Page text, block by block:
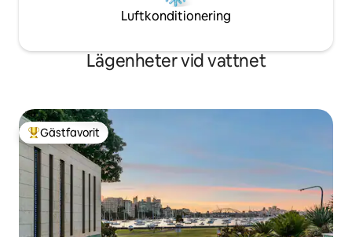
Luftkonditionering
Lägenheter vid vattnet
Populär gästfavorit
Gästfavorit